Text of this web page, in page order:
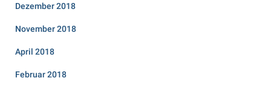
Dezember 2018
November 2018
April 2018
Februar 2018